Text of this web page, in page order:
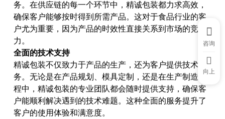
务。在供应链的每一个环节中，精诚包装都力求高效，
确保客户能够按时得到所需产品。这对于食品行业的客
户尤为重要，因为产品的时效性直接关系到市场的竞争
力。
全面的技术支持
精诚包装不仅致力于产品的生产，还为客户提供技术服
务。无论是在产品规划、模具定制，还是在生产制造过
程中，精诚包装的专业团队都会随时提供支持，确保客
户能顺利解决遇到的技术难题。这种全面的服务提升了
客户的使用体验和满意度。
咨询
向上